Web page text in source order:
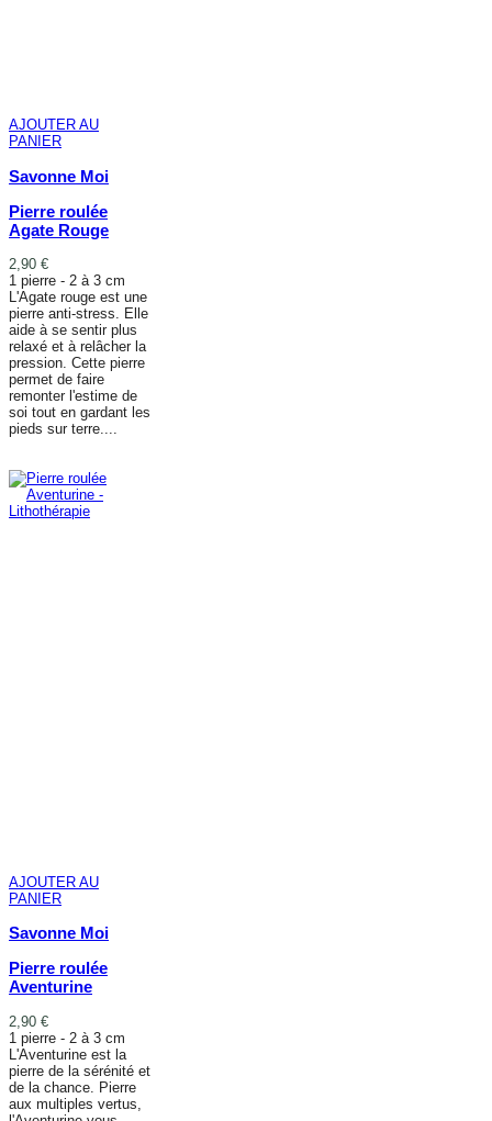
AJOUTER AU
PANIER
Savonne Moi
Pierre roulée
Agate Rouge
2,90 €
1 pierre - 2 à 3 cm
L'Agate rouge est une
pierre anti-stress. Elle
aide à se sentir plus
relaxé et à relâcher la
pression. Cette pierre
permet de faire
remonter l'estime de
soi tout en gardant les
pieds sur terre....
AJOUTER AU
PANIER
Savonne Moi
Pierre roulée
Aventurine
2,90 €
1 pierre - 2 à 3 cm
L'Aventurine est la
pierre de la sérénité et
de la chance. Pierre
aux multiples vertus,